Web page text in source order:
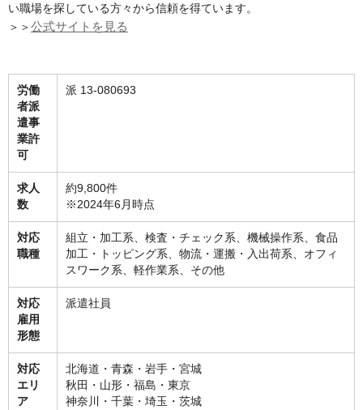
い職場を探している方々から信頼を得ています。
＞＞公式サイトを見る
労働
者派
遣事
業許
可
派 13-080693
求人
数
約9,800件
※2024年6月時点
対応
職種
組立・加工系、検査・チェック系、機械操作系、食品
加工・トッピング系、物流・運搬・入出荷系、オフィ
スワーク系、軽作業系、その他
対応
雇用
形態
派遣社員
対応
エリ
ア
北海道・青森・岩手・宮城
秋田・山形・福島・東京
神奈川・千葉・埼玉・茨城